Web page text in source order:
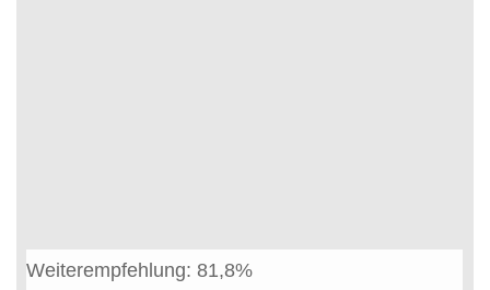
Weiterempfehlung: 81,8%